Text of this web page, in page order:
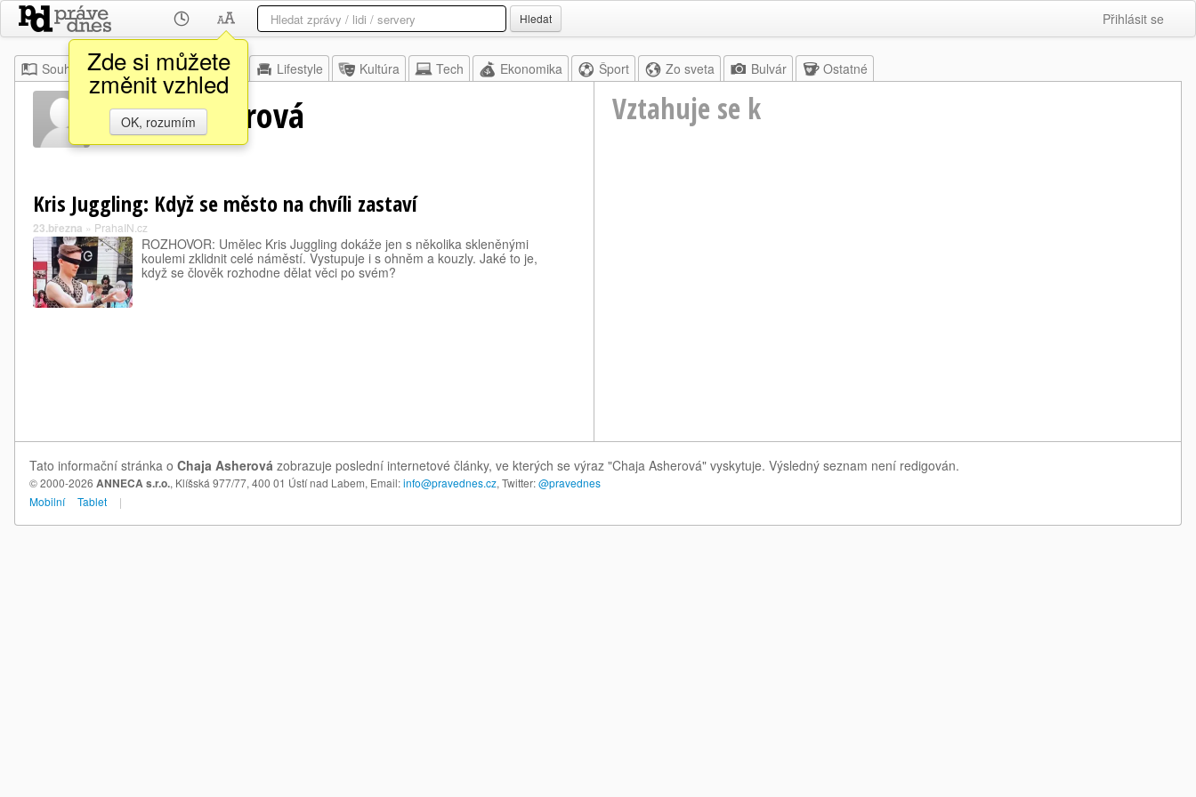
Zde si můžete
změnit vzhled
OK, rozumím
Hledat Přihlásit se
Souhrn Moje Z domova Lifestyle Kultúra Tech Ekonomika Šport Zo sveta Bulvár Ostatné
Chaja Asherová Vztahuje se k
Kris Juggling: Když se město na chvíli zastaví
23.března » PrahaIN.cz
ROZHOVOR: Umělec Kris Juggling dokáže jen s několika skleněnými
koulemi zklidnit celé náměstí. Vystupuje i s ohněm a kouzly. Jaké to je,
když se člověk rozhodne dělat věci po svém?
Tato informační stránka o Chaja Asherová zobrazuje poslední internetové články, ve kterých se výraz "Chaja Asherová" vyskytuje. Výsledný seznam není redigován.
© 2000-2026 ANNECA s.r.o., Klíšská 977/77, 400 01 Ústí nad Labem, Email:info@pravednes.cz, Twitter:@pravednes
Mobilní
Tablet |